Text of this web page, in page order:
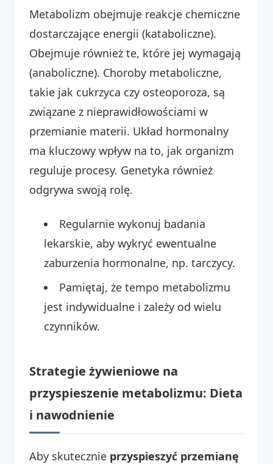
Metabolizm obejmuje reakcje chemiczne
dostarczające energii (kataboliczne).
Obejmuje również te, które jej wymagają
(anaboliczne). Choroby metaboliczne,
takie jak cukrzyca czy osteoporoza, są
związane z nieprawidłowościami w
przemianie materii. Układ hormonalny
ma kluczowy wpływ na to, jak organizm
reguluje procesy. Genetyka również
odgrywa swoją rolę.
Regularnie wykonuj badania
lekarskie, aby wykryć ewentualne
zaburzenia hormonalne, np. tarczycy.
Pamiętaj, że tempo metabolizmu
jest indywidualne i zależy od wielu
czynników.
Strategie żywieniowe na
przyspieszenie metabolizmu: Dieta
i nawodnienie
Aby skutecznie przyspieszyć przemianę